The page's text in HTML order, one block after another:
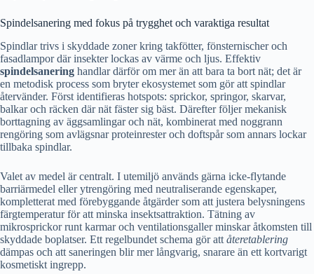
Spindelsanering med fokus på trygghet och varaktiga resultat
Spindlar trivs i skyddade zoner kring takfötter, fönsternischer och
fasadlampor där insekter lockas av värme och ljus. Effektiv
spindelsanering handlar därför om mer än att bara ta bort nät; det är
en metodisk process som bryter ekosystemet som gör att spindlar
återvänder. Först identifieras hotspots: sprickor, springor, skarvar,
balkar och räcken där nät fäster sig bäst. Därefter följer mekanisk
borttagning av äggsamlingar och nät, kombinerat med noggrann
rengöring som avlägsnar proteinrester och doftspår som annars lockar
tillbaka spindlar.
Valet av medel är centralt. I utemiljö används gärna icke-flytande
barriärmedel eller ytrengöring med neutraliserande egenskaper,
kompletterat med förebyggande åtgärder som att justera belysningens
färgtemperatur för att minska insektsattraktion. Tätning av
mikrosprickor runt karmar och ventilationsgaller minskar åtkomsten till
skyddade boplatser. Ett regelbundet schema gör att återetablering
dämpas och att saneringen blir mer långvarig, snarare än ett kortvarigt
kosmetiskt ingrepp.